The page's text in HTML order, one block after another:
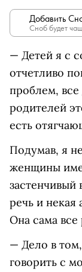
Добавить
Сноб будет
— Детей я с
отчетливо
проблем,
родителей
есть
Подумав, я
женщины
застенчивый
речь и некая
Она сама все
— Дело в
говорить с